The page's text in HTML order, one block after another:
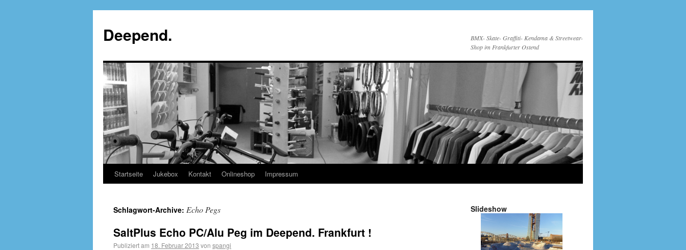
Deepend.
BMX- Skate- Graffiti- Kendama & Streetwear-
Shop im Frankfurter Ostend
Startseite Jukebox Kontakt Onlineshop Impressum
Schlagwort-Archive: Echo Pegs
SaltPlus Echo PC/Alu Peg im Deepend. Frankfurt !
Publiziert am 18. Februar 2013 von spangi
Slideshow